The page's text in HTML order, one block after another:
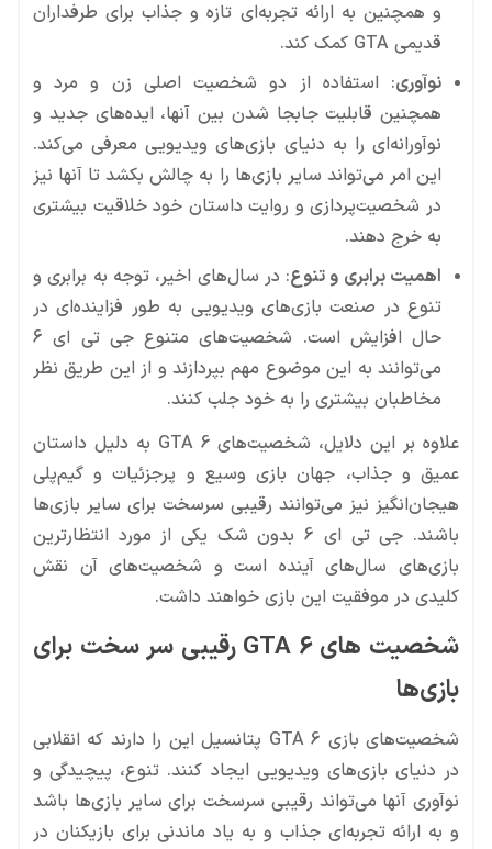
و همچنین به ارائه تجربه‌ای تازه و جذاب برای طرفداران
قدیمی GTA کمک کند.
نوآوری: استفاده از دو شخصیت اصلی زن و مرد و
همچنین قابلیت جابجا شدن بین آنها، ایده‌های جدید و
نوآورانه‌ای را به دنیای بازی‌های ویدیویی معرفی می‌کند.
این امر می‌تواند سایر بازی‌ها را به چالش بکشد تا آنها نیز
در شخصیت‌پردازی و روایت داستان خود خلاقیت بیشتری
به خرج دهند.
اهمیت برابری و تنوع: در سال‌های اخیر، توجه به برابری و
تنوع در صنعت بازی‌های ویدیویی به طور فزاینده‌ای در
حال افزایش است. شخصیت‌های متنوع جی تی ای 6
می‌توانند به این موضوع مهم بپردازند و از این طریق نظر
مخاطبان بیشتری را به خود جلب کنند.
علاوه بر این دلایل، شخصیت‌های GTA 6 به دلیل داستان
عمیق و جذاب، جهان بازی وسیع و پرجزئیات و گیم‌پلی
هیجان‌انگیز نیز می‌توانند رقیبی سرسخت برای سایر بازی‌ها
باشند. جی تی ای 6 بدون شک یکی از مورد انتظارترین
بازی‌های سال‌های آینده است و شخصیت‌های آن نقش
کلیدی در موفقیت این بازی خواهند داشت.
شخصیت های GTA 6 رقیبی سر سخت برای
بازی‌ها
شخصیت‌های بازی GTA 6 پتانسیل این را دارند که انقلابی
در دنیای بازی‌های ویدیویی ایجاد کنند. تنوع، پیچیدگی و
نوآوری آنها می‌تواند رقیبی سرسخت برای سایر بازی‌ها باشد
و به ارائه تجربه‌ای جذاب و به یاد ماندنی برای بازیکنان در